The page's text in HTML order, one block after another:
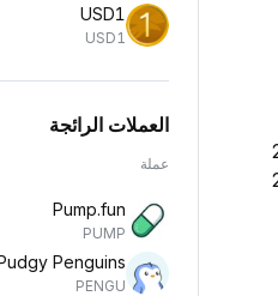
USD1
USD1
العملات الرائجة
عملة
Pump.fun
PUMP
Penguins
PENGU